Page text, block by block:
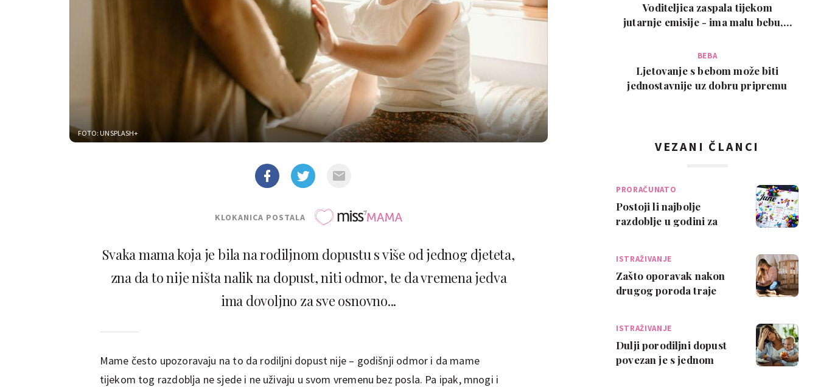
FOTO: UNSPLASH+
KLOKANICA POSTALA
Svaka mama koja je bila na rodiljnom dopustu s više od jednog djeteta,
zna da to nije ništa nalik na dopust, niti odmor, te da vremena jedva
ima dovoljno za sve osnovno...
Mame često upozoravaju na to da rodiljni dopust nije – godišnji odmor i da mame
tijekom tog razdoblja ne sjede i ne uživaju u svom vremenu bez posla. Pa ipak, mnogi i
Voditeljica zaspala tijekom
jutarnje emisije - ima malu bebu, a
BEBA
Ljetovanje s bebom može biti
jednostavnije uz dobru pripremu
VEZANI ČLANCI
PRORAČUNATO
Postoji li najbolje
razdoblje u godini za
ISTRAŽIVANJE
Zašto oporavak nakon
drugog poroda traje
ISTRAŽIVANJE
Dulji porodiljni dopust
povezan je s jednom